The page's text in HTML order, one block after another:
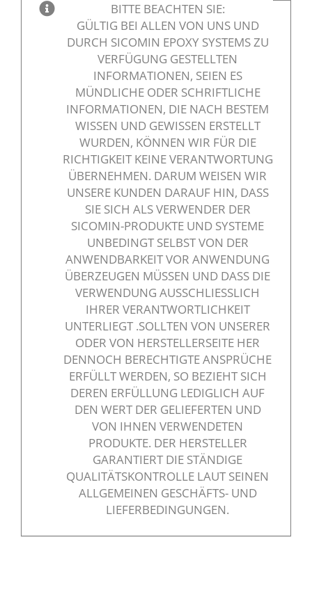
BITTE BEACHTEN SIE:
GÜLTIG BEI ALLEN VON UNS UND
DURCH SICOMIN EPOXY SYSTEMS ZU
VERFÜGUNG GESTELLTEN
INFORMATIONEN, SEIEN ES
MÜNDLICHE ODER SCHRIFTLICHE
INFORMATIONEN, DIE NACH BESTEM
WISSEN UND GEWISSEN ERSTELLT
WURDEN, KÖNNEN WIR FÜR DIE
RICHTIGKEIT KEINE VERANTWORTUNG
ÜBERNEHMEN. DARUM WEISEN WIR
UNSERE KUNDEN DARAUF HIN, DASS
SIE SICH ALS VERWENDER DER
SICOMIN-PRODUKTE UND SYSTEME
UNBEDINGT SELBST VON DER
ANWENDBARKEIT VOR ANWENDUNG
ÜBERZEUGEN MÜSSEN UND DASS DIE
VERWENDUNG AUSSCHLIESSLICH I
HRER VERANTWORTLICHKEIT U
NTERLIEGT .SOLLTEN VON UNSERER O
DER VON HERSTELLERSEITE HER D
ENNOCH BERECHTIGTE ANSPRÜCHE E
RFÜLLT WERDEN, SO BEZIEHT SICH D
EREN ERFÜLLUNG LEDIGLICH AUF D
EN WERT DER GELIEFERTEN UND V
ON IHNEN VERWENDETEN P
RODUKTE. DER HERSTELLER G
ARANTIERT DIE STÄNDIGE Q
UALITÄTSKONTROLLE LAUT SEINEN A
LLGEMEINEN GESCHÄFTS- UND L
IEFERBEDINGUNGEN.